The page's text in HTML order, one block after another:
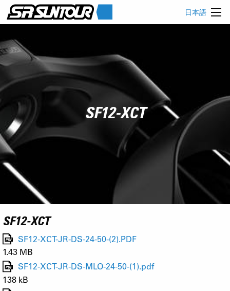
日本語
SF12-XCT
SF12-XCT
SF12-XCT-JR-DS-24-50-(2).PDF
1.43 MB
SF12-XCT-JR-DS-MLO-24-50-(1).pdf
138 kB